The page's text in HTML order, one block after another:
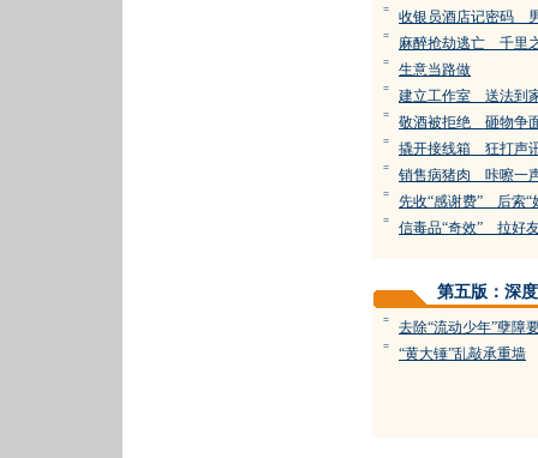
= 收银员酒店记密码
= 麻醉抢劫逃亡 千里
= 生意当路做
= 建立工作室 送法到
= 敬酒被拒绝 砸物争
= 撬开接线箱 狂打声
= 销售病猪肉 咔嚓一
= 先收“感谢费” 后索“
= 信毒品“奇效” 拉好
第五版：深度
= 去除“流动少年”孽障
= “黄大锤”乱敲承重墙